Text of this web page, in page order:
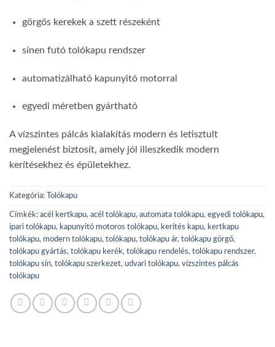
görgős kerekek a szett részeként
sínen futó tolókapu rendszer
automatizálható kapunyitó motorral
egyedi méretben gyártható
A vízszintes pálcás kialakítás modern és letisztult
megjelenést biztosít, amely jól illeszkedik modern
kerítésekhez és épületekhez.
Kategória: Tolókapu
Címkék: acél kertkapu, acél tolókapu, automata tolókapu, egyedi tolókapu,
ipari tolókapu, kapunyitó motoros tolókapu, kerítés kapu, kertkapu
tolókapu, modern tolókapu, tolókapu, tolókapu ár, tolókapu görgő,
tolókapu gyártás, tolókapu kerék, tolókapu rendelés, tolókapu rendszer,
tolókapu sín, tolókapu szerkezet, udvari tolókapu, vízszintes pálcás
tolókapu